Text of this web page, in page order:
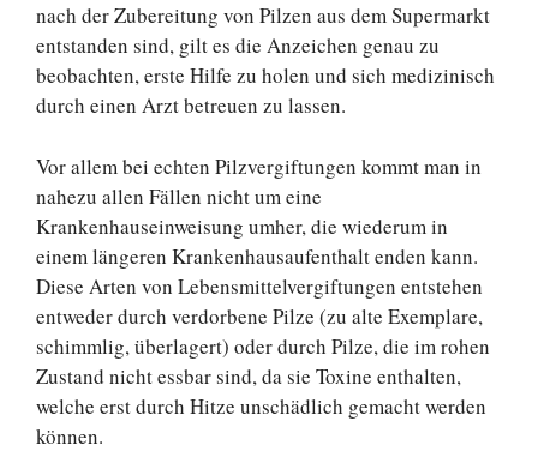
nach der Zubereitung von Pilzen aus dem Supermarkt
entstanden sind, gilt es die Anzeichen genau zu
beobachten, erste Hilfe zu holen und sich medizinisch
durch einen Arzt betreuen zu lassen.
Vor allem bei echten Pilzvergiftungen kommt man in
nahezu allen Fällen nicht um eine
Krankenhauseinweisung umher, die wiederum in
einem längeren Krankenhausaufenthalt enden kann.
Diese Arten von Lebensmittelvergiftungen entstehen
entweder durch verdorbene Pilze (zu alte Exemplare,
schimmlig, überlagert) oder durch Pilze, die im rohen
Zustand nicht essbar sind, da sie Toxine enthalten,
welche erst durch Hitze unschädlich gemacht werden
können.